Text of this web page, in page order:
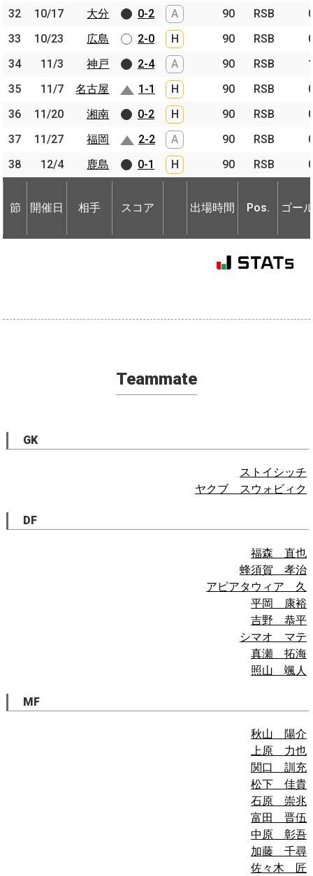
32 10/17 大分 0-2 A 90 RSB
33
10/23 広島 2-0 H 90 RSB
34
11/3 神戸 2-4 A 90 RSB
35
11/7 名古屋 1-1 H 90 RSB
36
11/20 湘南 0-2 H 90 RSB
37
11/27 福岡 2-2 A 90 RSB
38
12/4 鹿島 0-1 H 90 RSB
節 開催日 相手 スコア 出場時間 Pos. ゴー
32 10/17
大分
33
10/23
広島
34
11/3
神戸
35
11/7
名古屋
36
11/20
湘南
37
11/27
福岡
38
12/4 鹿島
節 開催日 相手
Teammate
GK
ストイシッチ
ヤクブ スウォビィク
DF
福森 直也
蜂須賀 孝治
アピアタウィア 久
平岡 康裕
吉野 恭平
シマオ マテ
真瀬 拓海
照山 颯人
MF
秋山 陽介
上原 力也
関口 訓充
松下 佳貴
石原 崇兆
富田 晋伍
中原 彰吾
加藤 千尋
佐々木 匠